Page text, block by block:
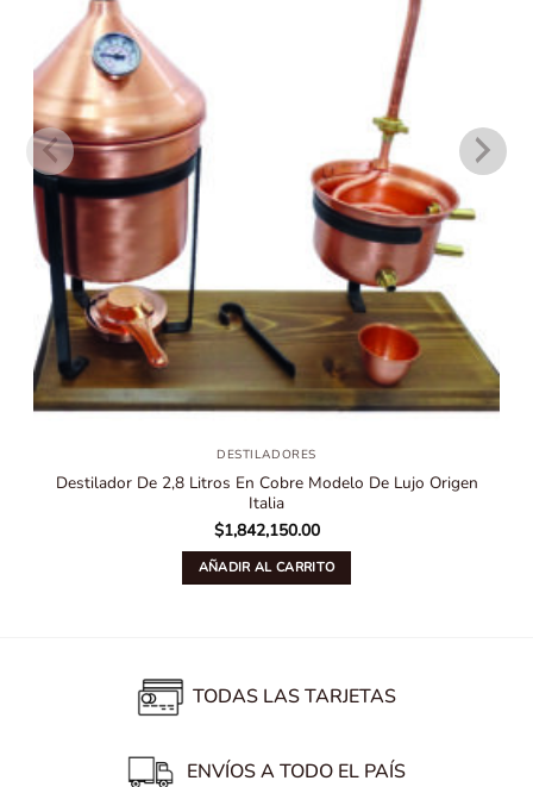
DESTILADORES
Destilador De 2,8 Litros En Cobre Modelo De Lujo Origen
Italia
$1,842,150.00
AÑADIR AL CARRITO
TODAS LAS TARJETAS
ENVÍOS A TODO EL PAÍS